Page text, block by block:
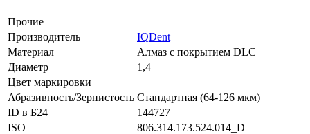
Прочие
Производитель
IQDent
Материал
Алмаз с покрытием DLC
Диаметр
1,4
Цвет маркировки
Абразивность/Зернистость Стандартная (64-126 мкм)
ID в Б24
144727
ISO
806.314.173.524.014_D